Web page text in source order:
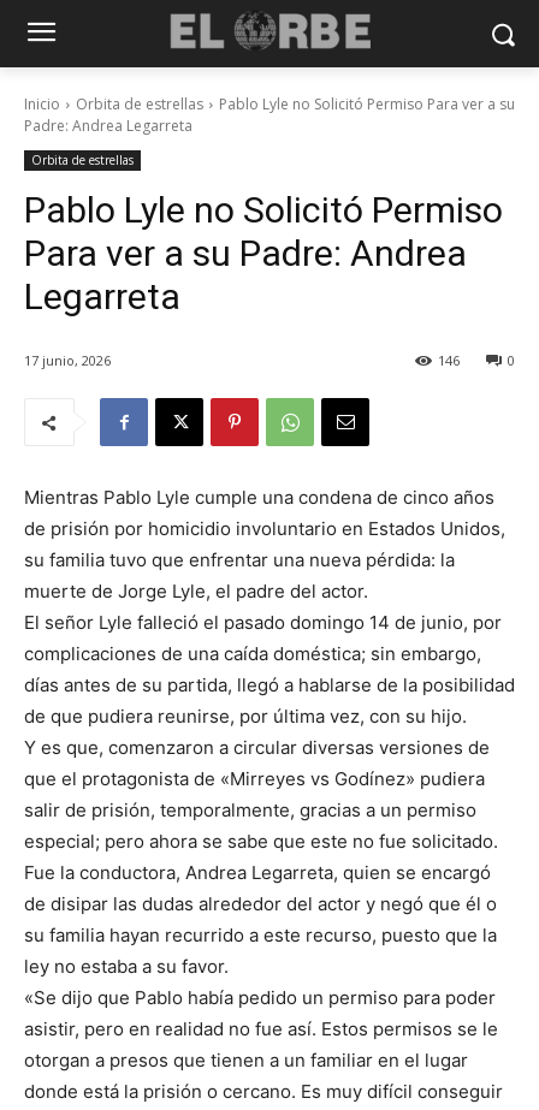
Inicio Orbita de estrellas
Pablo Lyle no Solicitó Permiso Para ver a su
Padre: Andrea Legarreta
Orbita de estrellas
Pablo Lyle no Solicitó Permiso
Para ver a su Padre: Andrea
Legarreta
17 junio, 2026 0
146
Mientras Pablo Lyle cumple una condena de cinco años
de prisión por homicidio involuntario en Estados Unidos,
su familia tuvo que enfrentar una nueva pérdida: la
muerte de Jorge Lyle, el padre del actor.
El señor Lyle falleció el pasado domingo 14 de junio, por
complicaciones de una caída doméstica; sin embargo,
días antes de su partida, llegó a hablarse de la posibilidad
de que pudiera reunirse, por última vez, con su hijo.
Y es que, comenzaron a circular diversas versiones de
que el protagonista de «Mirreyes vs Godínez» pudiera
salir de prisión, temporalmente, gracias a un permiso
especial; pero ahora se sabe que este no fue solicitado.
Fue la conductora, Andrea Legarreta, quien se encargó
de disipar las dudas alrededor del actor y negó que él o
su familia hayan recurrido a este recurso, puesto que la
ley no estaba a su favor.
«Se dijo que Pablo había pedido un permiso para poder
asistir, pero en realidad no fue así. Estos permisos se le
otorgan a presos que tienen a un familiar en el lugar
donde está la prisión o cercano. Es muy difícil conseguir